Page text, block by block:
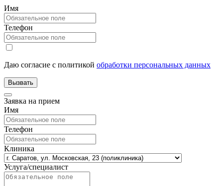
Имя
Телефон
Даю согласие с политикой обработки персональных данных
Заявка на прием
Имя
Телефон
Клиника
Услуга/специалист